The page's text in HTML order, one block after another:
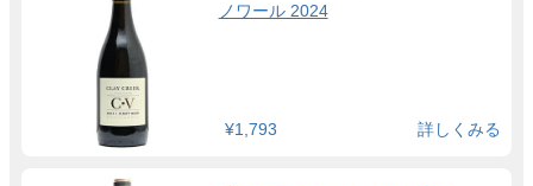
ノワール 2024
¥1,793 詳しくみる